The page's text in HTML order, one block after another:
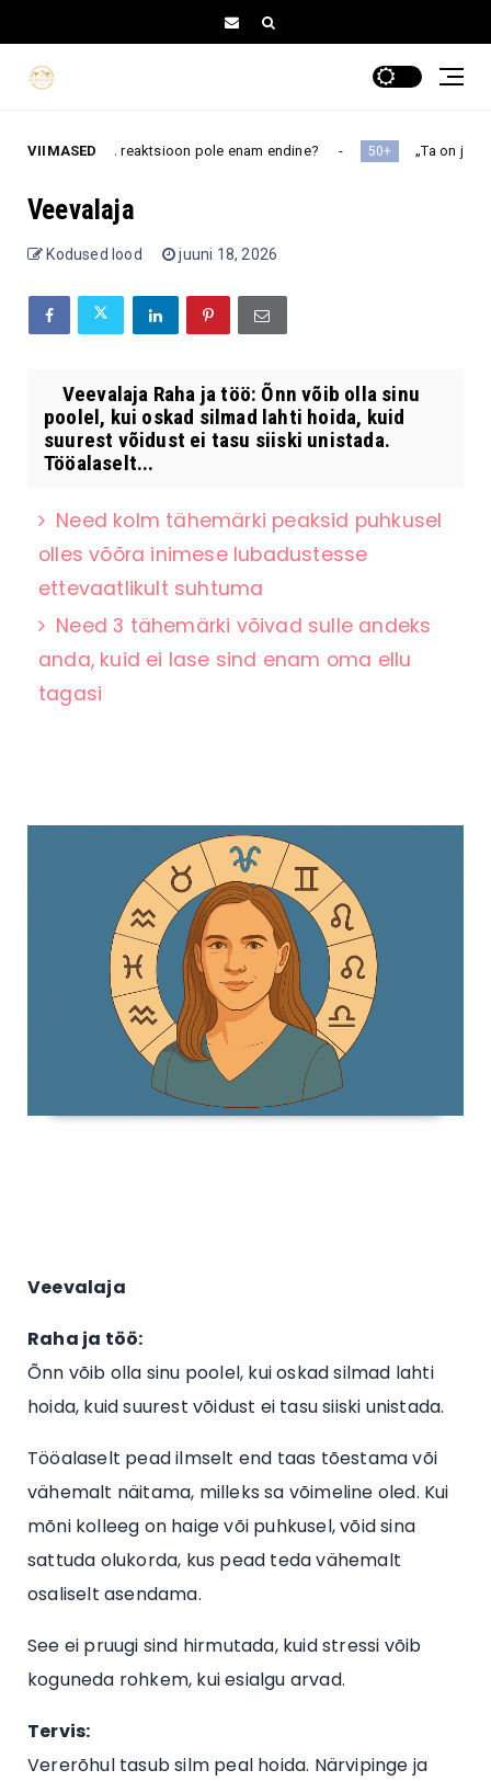
VIIMASEDkui reaktsioon pole enam endine? 50+ „Ta on ju ikkagi
Veevalaja
Kodused lood juuni 18, 2026
Veevalaja Raha ja töö: Õnn võib olla sinu
poolel, kui oskad silmad lahti hoida, kuid
suurest võidust ei tasu siiski unistada.
Tööalaselt...
Need kolm tähemärki peaksid puhkusel
olles võõra inimese lubadustesse
ettevaatlikult suhtuma
Need 3 tähemärki võivad sulle andeks
anda, kuid ei lase sind enam oma ellu
tagasi
Veevalaja
Raha ja töö:
Õnn võib olla sinu poolel, kui oskad silmad lahti
hoida, kuid suurest võidust ei tasu siiski unistada.
Tööalaselt pead ilmselt end taas tõestama või
vähemalt näitama, milleks sa võimeline oled. Kui
mõni kolleeg on haige või puhkusel, võid sina
sattuda olukorda, kus pead teda vähemalt
osaliselt asendama.
See ei pruugi sind hirmutada, kuid stressi võib
koguneda rohkem, kui esialgu arvad.
Tervis:
Vererõhul tasub silm peal hoida. Närvipinge ja